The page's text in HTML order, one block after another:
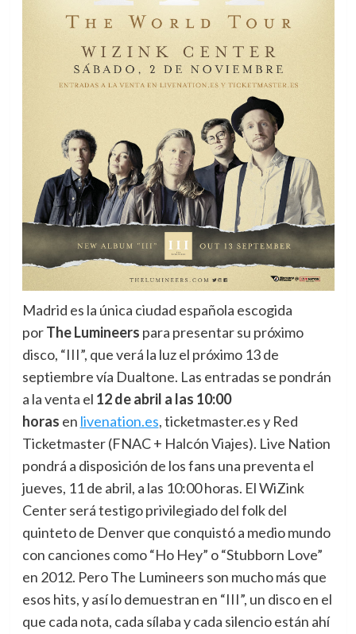
Madrid es la única ciudad española escogida
porThe Lumineers para presentar su próximo
disco, “III”, que verá la luz el próximo 13 de
septiembre vía Dualtone. Las entradas se pondrán
a la venta el 12 de abril a las 10:00
horas en livenation.es, ticketmaster.es y Red
Ticketmaster (FNAC + Halcón Viajes). Live Nation
pondrá a disposición de los fans una preventa el
jueves, 11 de abril, a las 10:00 horas. El WiZink
Center será testigo privilegiado del folk del
quinteto de Denver que conquistó a medio mundo
con canciones como “Ho Hey” o “Stubborn Love”
en 2012. Pero The Lumineers son mucho más que
esos hits, y así lo demuestran en “III”, un disco en el
que cada nota, cada sílaba y cada silencio están ahí